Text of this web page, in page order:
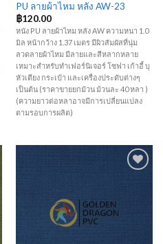
PU ลายผ้าไหม หลัง AW-23
฿120.00
หนัง PU ลายผ้าไหม หลัง AW ความหนา 1.0
มิล หน้ากว้าง 1.37 เมตร มีผิวสัมผัสที่นุ่ม
ลวดลายผ้าไหม มีลายและสีหลากหลาย
เหมาะสำหรับทำเฟอร์นิเจอร์ โซฟา เก้าอี้ บุ
หัวเตียง กระเป๋า และเครื่องประดับต่างๆ
เป็นต้น (ราคาขายยกม้วน ม้วนละ 40 หลา )
(ความยาวต่อหลาอาจมีการเปลี่ยนแปลง
ตามรอบการผลิต)
Wishlist